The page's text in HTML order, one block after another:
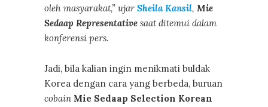
oleh masyarakat,” ujar Sheila Kansil, Mie
Sedaap Representative saat ditemui dalam
konferensi pers.
Jadi, bila kalian ingin menikmati buldak
Korea dengan cara yang berbeda, buruan
cobain Mie Sedaap Selection Korean